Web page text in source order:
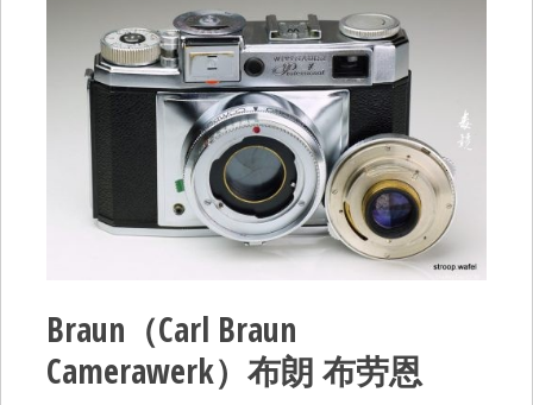
Braun（Carl Braun
Camerawerk）布朗 布劳恩